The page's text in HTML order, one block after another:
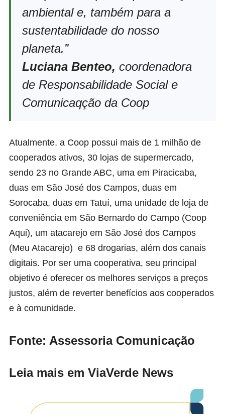
ambiental e, também para a
sustentabilidade do nosso
planeta.”
Luciana Benteo, coordenadora
de Responsabilidade Social e
Comunicaqção da Coop
Atualmente, a Coop possui mais de 1 milhão de
cooperados ativos, 30 lojas de supermercado,
sendo 23 no Grande ABC, uma em Piracicaba,
duas em São José dos Campos, duas em
Sorocaba, duas em Tatuí, uma unidade de loja de
conveniência em São Bernardo do Campo (Coop
Aqui), um atacarejo em São José dos Campos
(Meu Atacarejo) e 68 drogarias, além dos canais
digitais. Por ser uma cooperativa, seu principal
objetivo é oferecer os melhores serviços a preços
justos, além de reverter benefícios aos cooperados
e à comunidade.
Fonte: Assessoria Comunicação
Leia mais em ViaVerde News